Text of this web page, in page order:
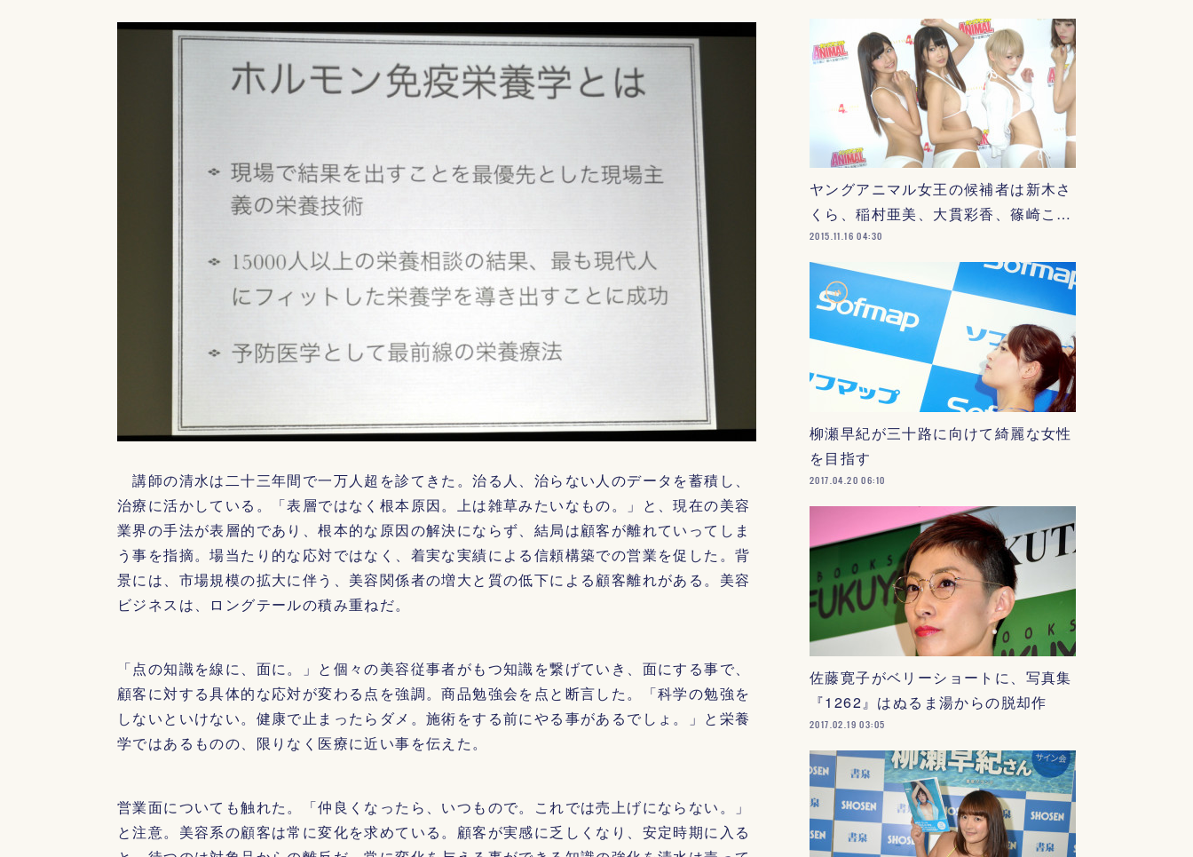
講師の清水は二十三年間で一万人超を診てきた。治る人、治らない人のデータを蓄積し、
治療に活かしている。「表層ではなく根本原因。上は雑草みたいなもの。」と、現在の美容
業界の手法が表層的であり、根本的な原因の解決にならず、結局は顧客が離れていってしま
う事を指摘。場当たり的な応対ではなく、着実な実績による信頼構築での営業を促した。背
景には、市場規模の拡大に伴う、美容関係者の増大と質の低下による顧客離れがある。美容
ビジネスは、ロングテールの積み重ねだ。
「点の知識を線に、面に。」と個々の美容従事者がもつ知識を繋げていき、面にする事で、
顧客に対する具体的な応対が変わる点を強調。商品勉強会を点と断言した。「科学の勉強を
しないといけない。健康で止まったらダメ。施術をする前にやる事があるでしょ。」と栄養
学ではあるものの、限りなく医療に近い事を伝えた。
営業面についても触れた。「仲良くなったら、いつもので。これでは売上げにならない。」
と注意。美容系の顧客は常に変化を求めている。顧客が実感に乏しくなり、安定時期に入る
ヤングアニマル女王の候補者は新木さ
くら、稲村亜美、大貫彩香、篠崎こ…
2015.11.16 04:30
柳瀬早紀が三十路に向けて綺麗な女性
を目指す
2017.04.20 06:10
佐藤寛子がベリーショートに、写真集
『1262』はぬるま湯からの脱却作
2017.02.19 03:05